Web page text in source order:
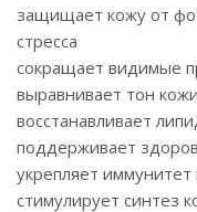
защищает кожу от
стресса
сокращает видимые
выравнивает тон
восстанавливает
поддерживает
укрепляет иммунитет
стимулирует синтез